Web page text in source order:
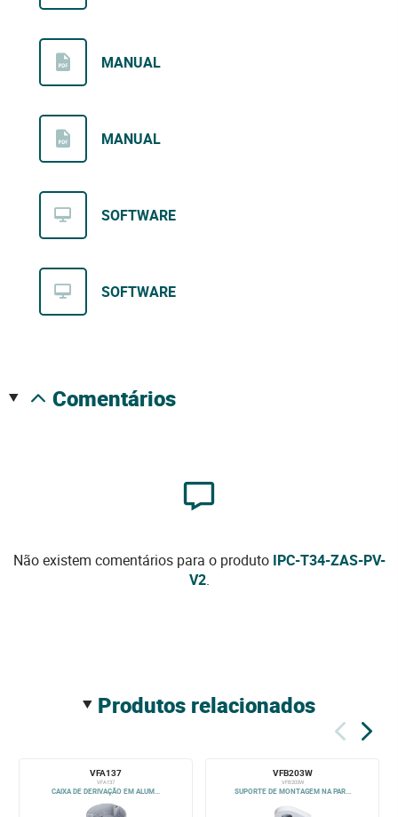
MANUAL
MANUAL
SOFTWARE
SOFTWARE
comentários
Não existem comentários para o produto IPC-T34-ZAS-PV-
V2.
produtos relacionados
VFA137
VFA137
CAIXA DE DERIVAÇÃO EM ALUM...
VFB203W
VFB203W
SUPORTE DE MONTAGEM NA PAR...